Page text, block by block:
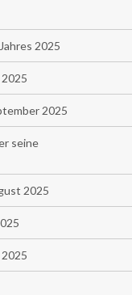
2025
2025
seine
2025